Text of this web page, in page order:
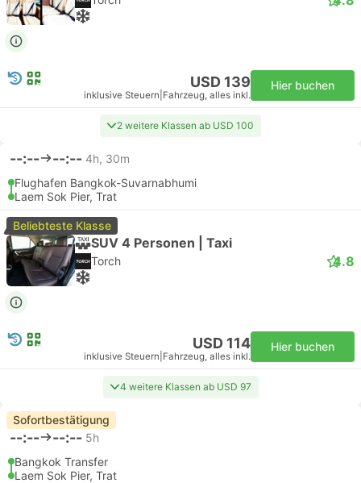
USD 139
inklusive Steuern Fahrzeug, alles inkl.
Hier buchen
2 weitere Klassen ab USD 100
--:-- --:-- 4h, 30m
Flughafen Bangkok-Suvarnabhumi
Laem Sok Pier, Trat
Beliebteste Klasse
SUV 4 Personen | Taxi
Torch 4.8
USD 114
inklusive Steuern Fahrzeug, alles inkl.
Hier buchen
4 weitere Klassen ab USD 97
Sofortbestätigung
--:-- --:-- 5h
Bangkok Transfer
Laem Sok Pier, Trat